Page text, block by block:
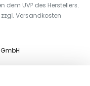
dem UVP des Herstellers.
zzgl. Versandkosten